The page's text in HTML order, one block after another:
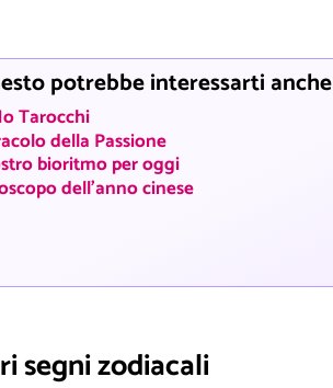
potrebbe interessarti anche
Tarocchi
della Passione
bioritmo per oggi
dell'anno cinese
segni zodiacali